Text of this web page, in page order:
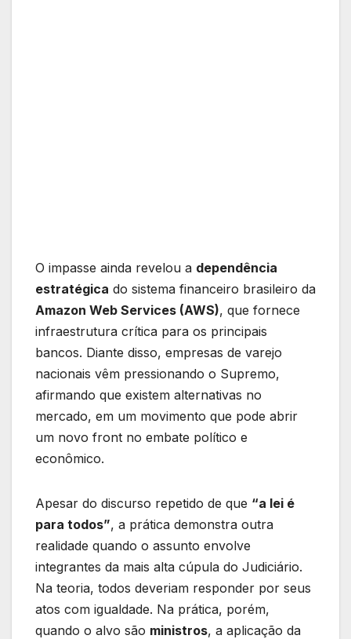
O impasse ainda revelou a dependência
estratégica do sistema financeiro brasileiro da
Amazon Web Services (AWS), que fornece
infraestrutura crítica para os principais
bancos. Diante disso, empresas de varejo
nacionais vêm pressionando o Supremo,
afirmando que existem alternativas no
mercado, em um movimento que pode abrir
um novo front no embate político e
econômico.
Apesar do discurso repetido de que “a lei é
para todos”, a prática demonstra outra
realidade quando o assunto envolve
integrantes da mais alta cúpula do Judiciário.
Na teoria, todos deveriam responder por seus
atos com igualdade. Na prática, porém,
quando o alvo são ministros, a aplicação da